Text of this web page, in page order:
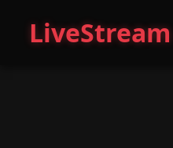
LiveStream